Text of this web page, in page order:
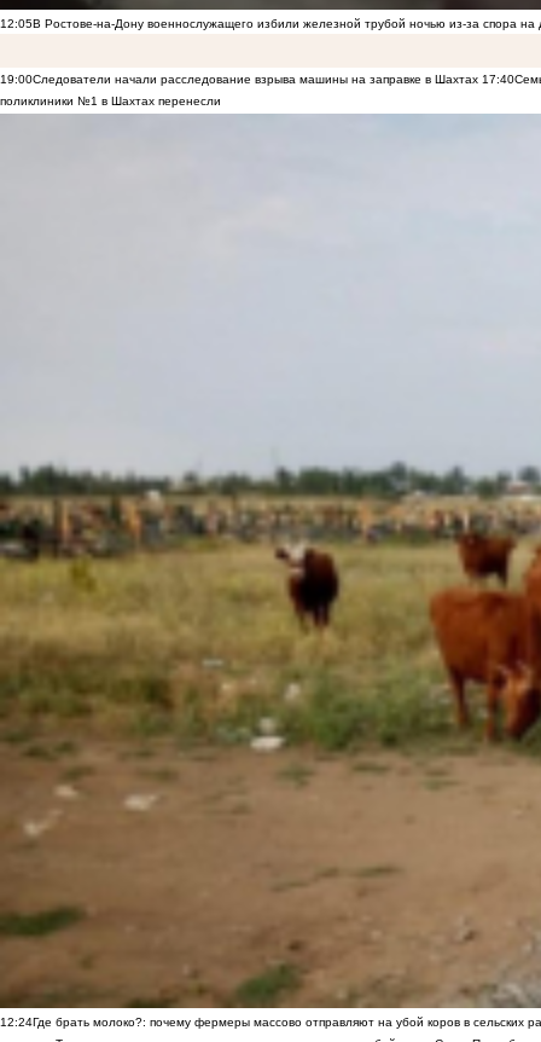
12:05В Ростове-на-Дону военнослужащего избили железной трубой ночью из-за спора на
19:00Следователи начали расследование взрыва машины на заправке в Шахтах 17:40
поликлиники №1 в Шахтах перенесли
12:24Где брать молоко?: почему фермеры массово отправляют на убой коров в сельских